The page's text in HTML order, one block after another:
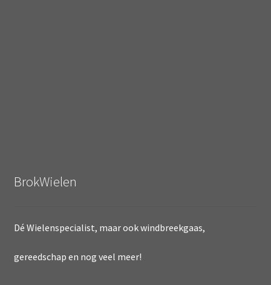
BrokWielen
Dé Wielenspecialist, maar ook windbreekgaas,
gereedschap en nog veel meer!